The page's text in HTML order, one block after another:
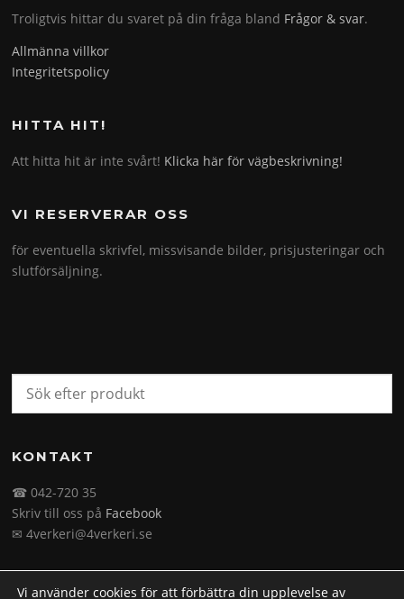
Troligtvis hittar du svaret på din fråga bland Frågor & svar.
Allmänna villkor
Integritetspolicy
HITTA HIT!
Att hitta hit är inte svårt! Klicka här för vägbeskrivning!
VI RESERVERAR OSS
för eventuella skrivfel, missvisande bilder, prisjusteringar och
slutförsäljning.
KONTAKT
☎ 042-720 35
Skriv till oss på Facebook
✉ 4verkeri@4verkeri.se
Vi använder cookies för att förbättra din upplevelse av